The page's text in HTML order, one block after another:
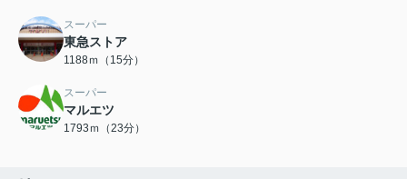
スーパー
東急ストア
1188ｍ（15分）
スーパー
マルエツ
1793ｍ（23分）